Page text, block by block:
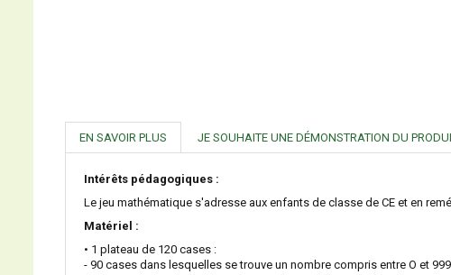
EN SAVOIR PLUS JE SOUHAITE UNE DÉMONSTRATION DU
Intérêts pédagogiques :
Le jeu mathématique s'adresse aux enfants de classe de CE et en
Matériel :
• 1 plateau de 120 cases :
- 90 cases dans lesquelles se trouve un nombre compris entre O et